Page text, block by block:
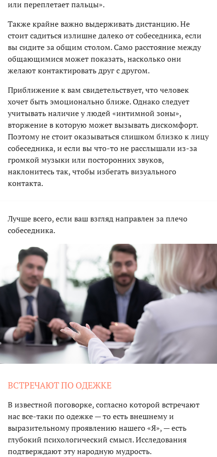
или переплетает пальцы».
Также крайне важно выдерживать дистанцию. Не
стоит садиться излишне далеко от собеседника, если
вы сидите за общим столом. Само расстояние между
общающимися может показать, насколько они
желают контактировать друг с другом.
Приближение к вам свидетельствует, что человек
хочет быть эмоционально ближе. Однако следует
учитывать наличие у людей «интимной зоны»,
вторжение в которую может вызывать дискомфорт.
Поэтому не стоит оказываться слишком близко к лицу
собеседника, и если вы что-то не расслышали из-за
громкой музыки или посторонних звуков,
наклонитесь так, чтобы избегать визуального
контакта.
Лучше всего, если ваш взгляд направлен за плечо
собеседника.
ВСТРЕЧАЮТ ПО ОДЕЖКЕ
В известной поговорке, согласно которой встречают
нас все-таки по одежке — то есть внешнему и
выразительному проявлению нашего «Я», — есть
глубокий психологический смысл. Исследования
подтверждают эту народную мудрость.